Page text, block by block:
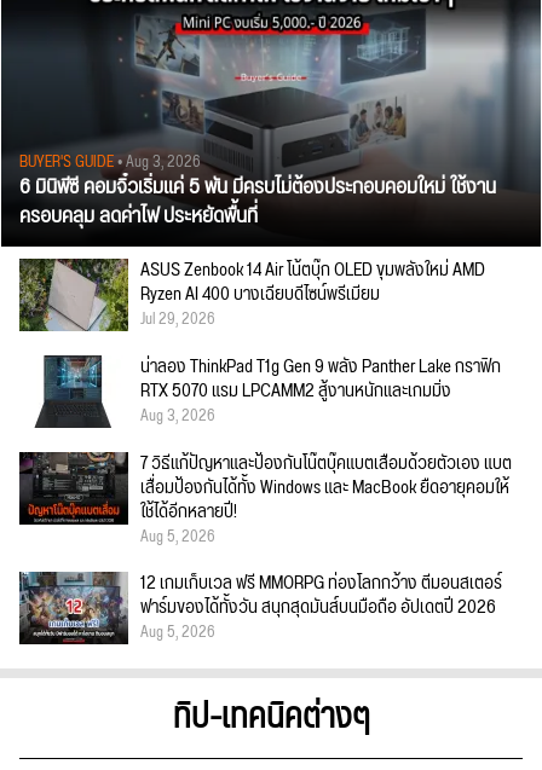
BUYER'S GUIDE• Aug 3, 2026
6 มินิพีซี คอมจิ๋วเริ่มแค่ 5 พัน มีครบไม่ต้องประกอบคอมใหม่ ใช้งาน
ครอบคลุม ลดค่าไฟ ประหยัดพื้นที่
ASUS Zenbook 14 Air โน้ตบุ๊ก OLED ขุมพลังใหม่ AMD
Ryzen AI 400 บางเฉียบดีไซน์พรีเมียม
Jul 29, 2026
น่าลอง ThinkPad T1g Gen 9 พลัง Panther Lake กราฟิก
RTX 5070 แรม LPCAMM2 สู้งานหนักและเกมมิ่ง
Aug 3, 2026
7 วิธีแก้ปัญหาและป้องกันโน๊ตบุ๊คแบตเสื่อมด้วยตัวเอง แบต
เสื่อมป้องกันได้ทั้ง Windows และ MacBook ยืดอายุคอมให้
ใช้ได้อีกหลายปี!
Aug 5, 2026
12 เกมเก็บเวล ฟรี MMORPG ท่องโลกกว้าง ตีมอนสเตอร์
ฟาร์มของได้ทั้งวัน สนุกสุดมันส์บนมือถือ อัปเดตปี 2026
Aug 5, 2026
ทิป-เทคนิคต่างๆ